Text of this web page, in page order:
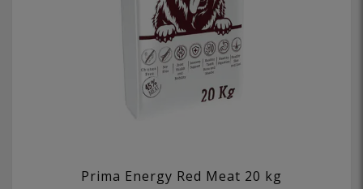
Prima Energy Red Meat 20 kg